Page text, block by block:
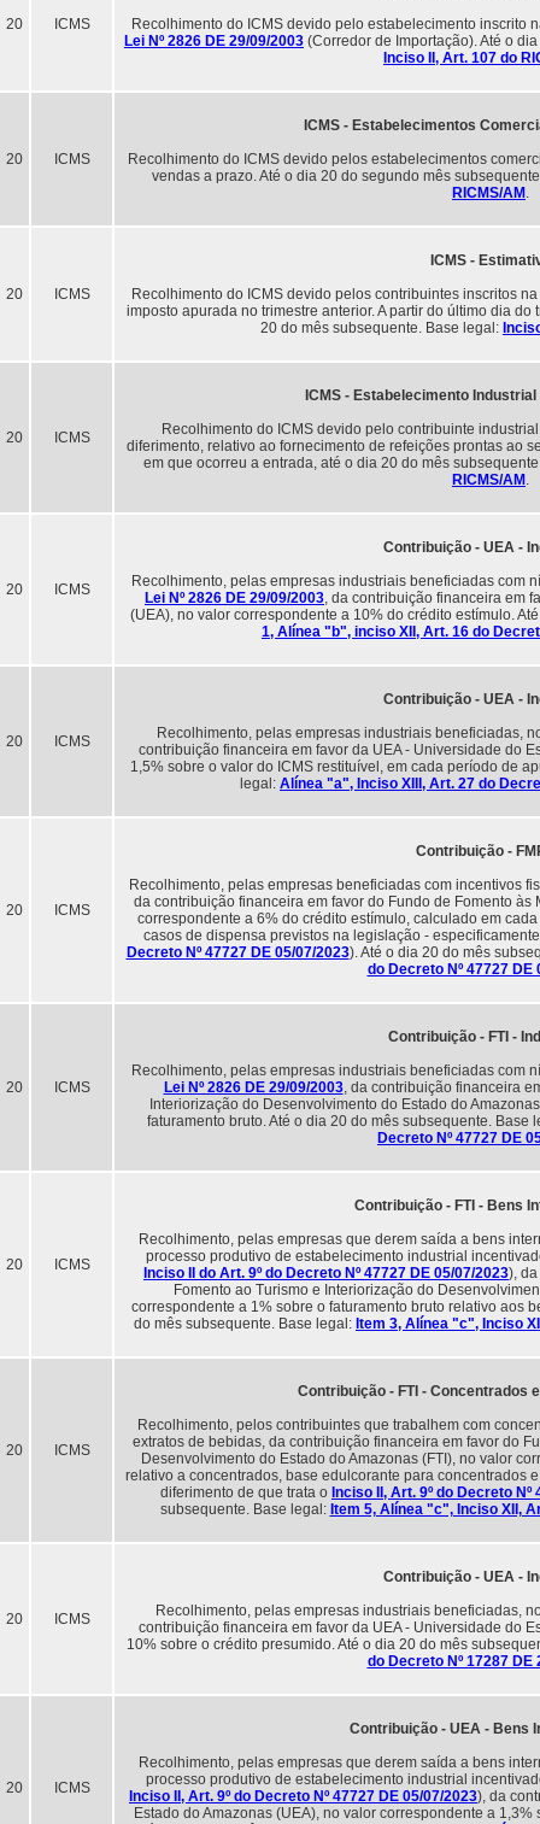
20 ICMS
Recolhimento do ICMS devido pelo estabelecimento inscrito
Lei Nº 2826 DE 29/09/2003 (Corredor de Importação). Até o
Inciso II, Art. 107 do
20 ICMS
ICMS - Estabelecimentos
Recolhimento do ICMS devido pelos estabelecimentos
vendas a prazo. Até o dia 20 do segundo mês
RICMS/AM .
20 ICMS
ICMS -
Recolhimento do ICMS devido pelos contribuintes inscritos
imposto apurada no trimestre anterior. A partir do último dia
20 do mês subsequente. Base legal:
20 ICMS
ICMS - Estabelecimento
Recolhimento do ICMS devido pelo contribuinte
diferimento, relativo ao fornecimento de refeições prontas ao
em que ocorreu a entrada, até o dia 20 do mês
RICMS/AM .
20 ICMS
Contribuição - UEA -
Recolhimento, pelas empresas industriais beneficiadas com
Lei Nº 2826 DE 29/09/2003, da contribuição financeira em
(UEA), no valor correspondente a 10% do crédito estímulo.
1, Alínea "b", inciso XII, Art. 16 do
20 ICMS
Contribuição - UEA -
Recolhimento, pelas empresas industriais beneficiadas,
contribuição financeira em favor da UEA - Universidade do
1,5% sobre o valor do ICMS restituível, em cada período de
legal: Alínea "a", Inciso XIII, Art. 27 do
20 ICMS
Contribuição -
Recolhimento, pelas empresas beneficiadas com incentivos
da contribuição financeira em favor do Fundo de Fomento
correspondente a 6% do crédito estímulo, calculado em
casos de dispensa previstos na legislação -
Decreto Nº 47727 DE 05/07/2023). Até o dia 20 do mês
do Decreto Nº 47727 DE
20 ICMS
Contribuição - FTI -
Recolhimento, pelas empresas industriais beneficiadas com
Lei Nº 2826 DE 29/09/2003, da contribuição financeira
Interiorização do Desenvolvimento do Estado do
faturamento bruto. Até o dia 20 do mês subsequente. Base
Decreto Nº 47727 DE
20 ICMS
Contribuição - FTI - Bens
Recolhimento, pelas empresas que derem saída a bens
processo produtivo de estabelecimento industrial
Inciso II do Art. 9º do Decreto Nº 47727 DE 05/07/2023),
Fomento ao Turismo e Interiorização do
correspondente a 1% sobre o faturamento bruto relativo aos
do mês subsequente. Base legal: Item 3, Alínea "c", Inciso
20 ICMS
Contribuição - FTI - Concentrados
Recolhimento, pelos contribuintes que trabalhem com
extratos de bebidas, da contribuição financeira em favor do
Desenvolvimento do Estado do Amazonas (FTI), no valor
relativo a concentrados, base edulcorante para concentrados
diferimento de que trata o Inciso II, Art. 9º do Decreto Nº
subsequente. Base legal: Item 5, Alínea "c", Inciso XII,
20 ICMS
Contribuição - UEA -
Recolhimento, pelas empresas industriais beneficiadas,
contribuição financeira em favor da UEA - Universidade do
10% sobre o crédito presumido. Até o dia 20 do mês
do Decreto Nº 17287 DE
20 ICMS
Contribuição - UEA - Bens
Recolhimento, pelas empresas que derem saída a bens
processo produtivo de estabelecimento industrial
Inciso II, Art. 9º do Decreto Nº 47727 DE 05/07/2023), da
Estado do Amazonas (UEA), no valor correspondente a